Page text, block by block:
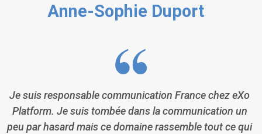
Anne-Sophie Duport
Je suis responsable communication France chez eXo
Platform. Je suis tombée dans la communication un
peu par hasard mais ce domaine rassemble tout ce qui